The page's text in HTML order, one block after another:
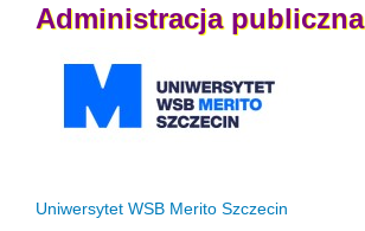
Administracja publiczna
Uniwersytet WSB Merito Szczecin